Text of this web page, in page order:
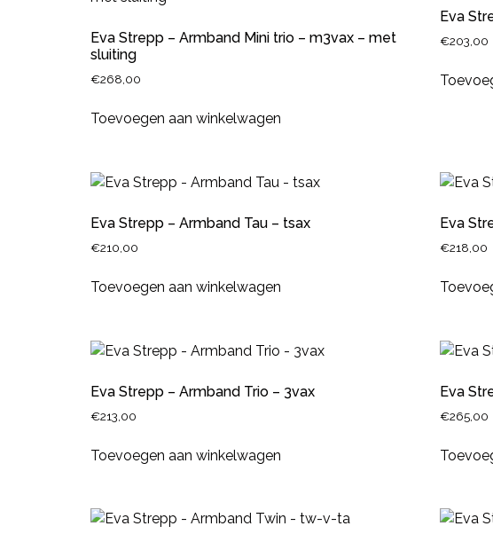
Eva Strepp – Armband Mini trio – m3vax – met
sluiting
€268,00
Toevoegen aan winkelwagen
Eva
€203,00
Eva Strepp – Armband Tau – tsax
€210,00
Toevoegen aan winkelwagen
Eva
€218,00
Eva Strepp – Armband Trio – 3vax
€213,00
Toevoegen aan winkelwagen
Eva
€265,00